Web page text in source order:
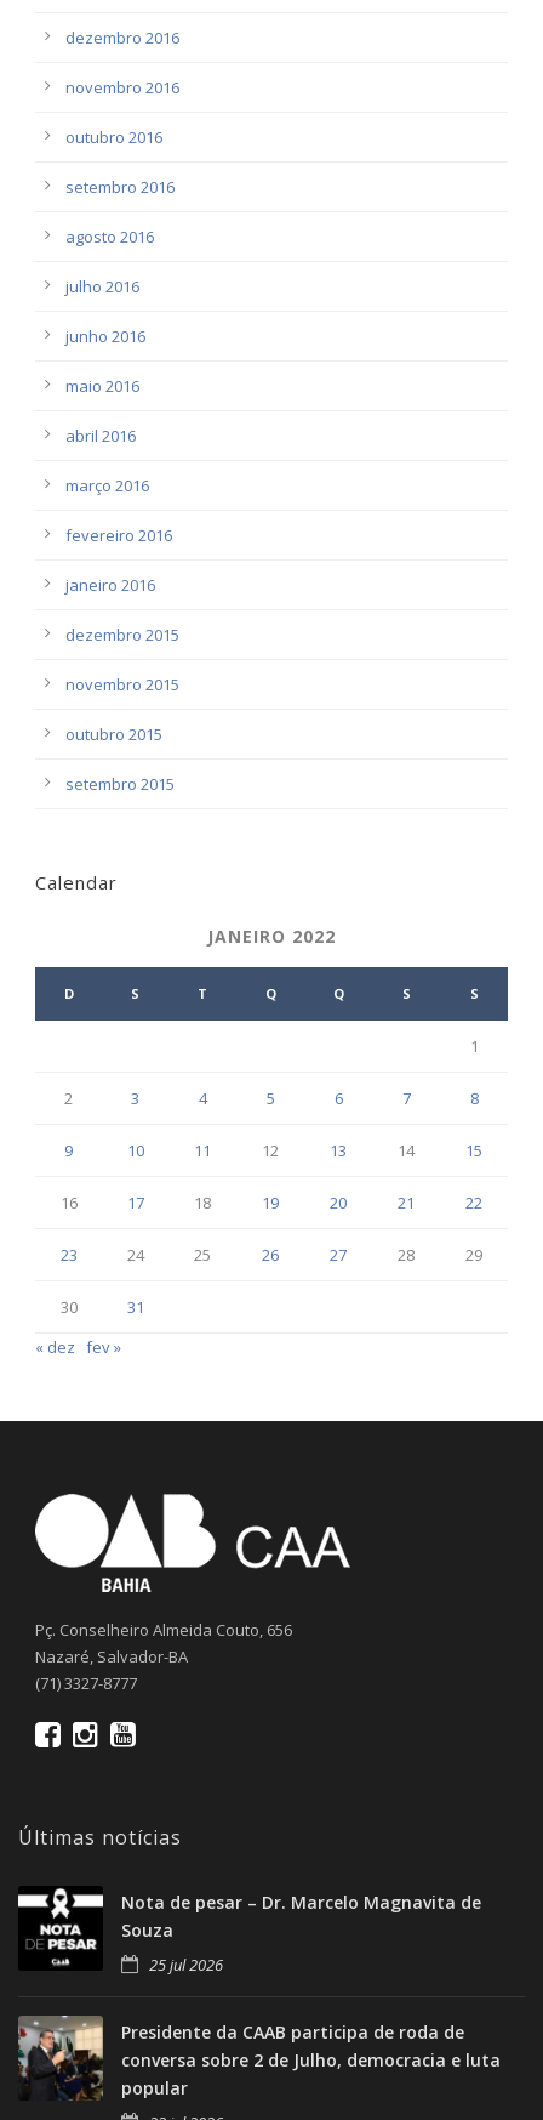
dezembro 2016
novembro 2016
outubro 2016
setembro 2016
agosto 2016
julho 2016
junho 2016
maio 2016
abril 2016
março 2016
fevereiro 2016
janeiro 2016
dezembro 2015
novembro 2015
outubro 2015
setembro 2015
Calendar
JANEIRO 2022
D S T Q Q S S
1
2 3 4 5 6 7 8
9 10 11 12 13 14 15
16 17 18 19 20 21 22
23 24 25 26 27 28 29
30
31
« dez fev »
Pç. Conselheiro Almeida Couto, 656
Nazaré, Salvador-BA
(71) 3327-8777
Últimas notícias
Nota de pesar – Dr. Marcelo Magnavita de
Souza
25 jul 2026
Presidente da CAAB participa de roda de
conversa sobre 2 de Julho, democracia e luta
popular